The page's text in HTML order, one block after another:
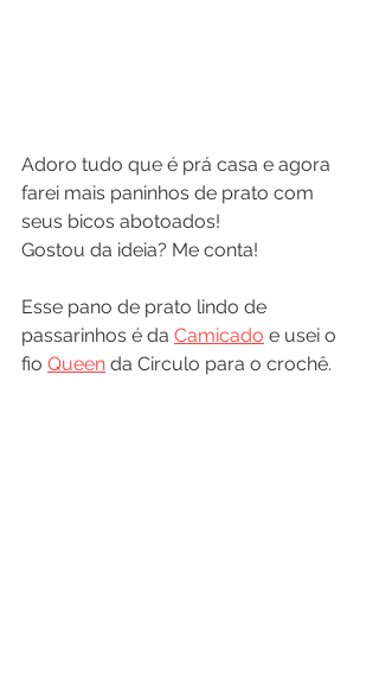
Adoro tudo que é prá casa e agora
farei mais paninhos de prato com
seus bicos abotoados!
Gostou da ideia? Me conta!
Esse pano de prato lindo de
passarinhos é da Camicado e usei o
fio Queen da Circulo para o crochê.